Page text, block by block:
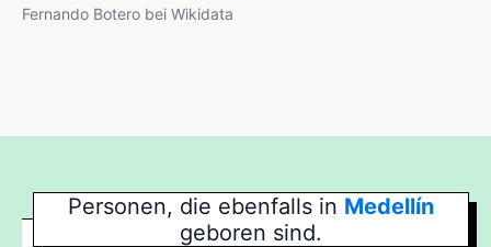
Fernando Botero bei Wikidata
Personen, die ebenfalls in Medellín
geboren sind.